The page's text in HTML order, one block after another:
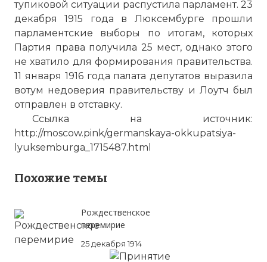
тупиковой ситуации распустила парламент. 23
декабря 1915 года в Люксембурге прошли
парламентские выборы по итогам, которых
Партия права получила 25 мест, однако этого
не хватило для формирования правительства.
11 января 1916 года палата депутатов выразила
вотум недоверия правительству и Лоутч был
отправлен в отставку.
Ссылка на источник:
http://moscow.pink/germanskaya-okkupatsiya-
lyuksemburga_1715487.html
Похожие темы
Рождественское
перемирие
25 декабря 1914